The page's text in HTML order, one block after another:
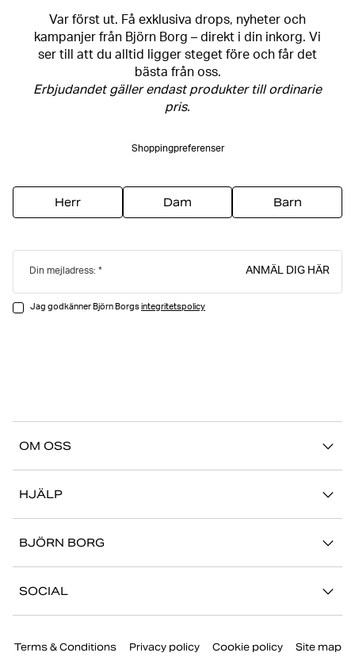
Var först ut. Få exklusiva drops, nyheter och
kampanjer från Björn Borg – direkt i din inkorg. Vi
ser till att du alltid ligger steget före och får det
bästa från oss.
Erbjudandet gäller endast produkter till ordinarie
pris.
Shoppingpreferenser
Herr Dam Barn
Din mejladress: ANMÄL DIG HÄR
Jag godkänner Björn Borgsintegritetspolicy
OM OSS
Stories
Butiker
HJÄLP
FAQ
Retur/Reklamation
BJÖRN BORG
SOCIAL
Facebook
Terms & Conditions Privacy policy Cookie policy Site map